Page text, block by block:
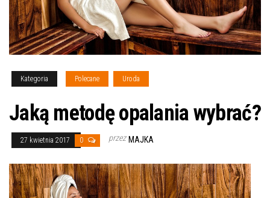
Kategoria Polecane Uroda
Jaką metodę opalania wybrać?
27 kwietnia 2017 0 przez MAJKA